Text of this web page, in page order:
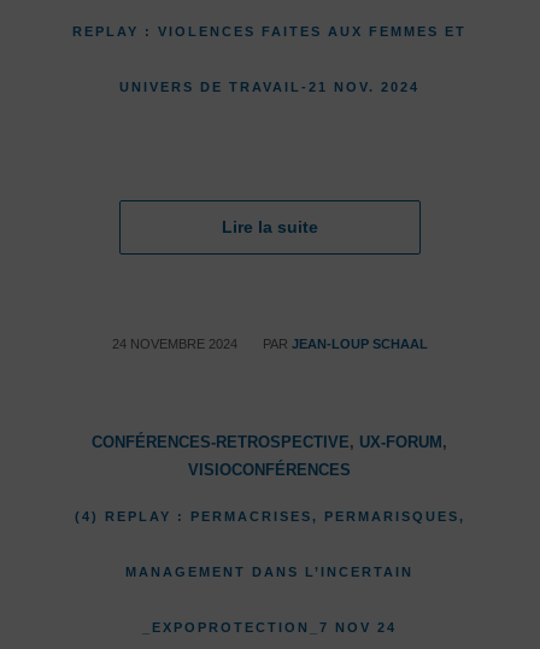
REPLAY : VIOLENCES FAITES AUX FEMMES ET
UNIVERS DE TRAVAIL-21 NOV. 2024
Lire la suite
24 NOVEMBRE 2024
/ PAR JEAN-LOUP SCHAAL
CONFÉRENCES-RETROSPECTIVE, UX-FORUM ,
VISIOCONFÉRENCES
(4) REPLAY : PERMACRISES, PERMARISQUES,
MANAGEMENT DANS L’INCERTAIN
_EXPOPROTECTION_7 NOV 24